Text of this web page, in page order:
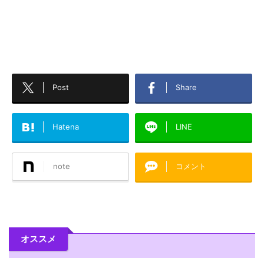
Post Share
Hatena LINE
note コメント
オススメ